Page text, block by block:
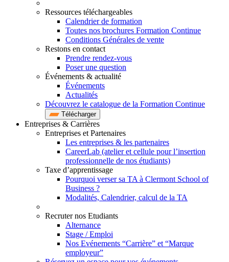
Ressources téléchargeables
Calendrier de formation
Toutes nos brochures Formation Continue
Conditions Générales de vente
Restons en contact
Prendre rendez-vous
Poser une question
Événements & actualité
Événements
Actualités
Découvrez le catalogue de la Formation Continue
Télécharger
Entreprises & Carrières
Entreprises et Partenaires
Les entreprises & les partenaires
CareerLab (atelier et cellule pour l’insertion
professionnelle de nos étudiants)
Taxe d’apprentissage
Pourquoi verser sa TA à Clermont School of
Business ?
Modalités, Calendrier, calcul de la TA
Recruter nos Etudiants
Alternance
Stage / Emploi
Nos Evénements “Carrière” et “Marque
employeur”